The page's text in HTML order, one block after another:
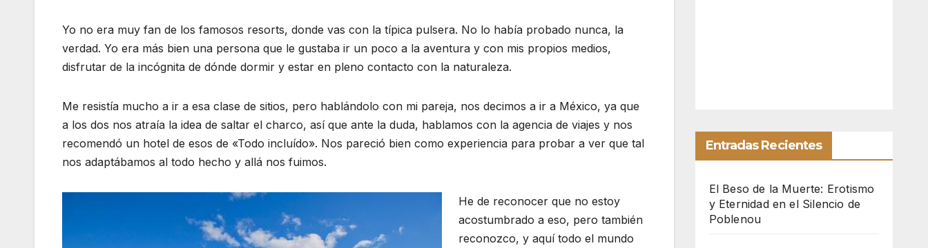
Yo no era muy fan de los famosos resorts, donde vas con la típica pulsera. No lo había probado nunca, la
verdad. Yo era más bien una persona que le gustaba ir un poco a la aventura y con mis propios medios,
disfrutar de la incógnita de dónde dormir y estar en pleno contacto con la naturaleza.
Me resistía mucho a ir a esa clase de sitios, pero hablándolo con mi pareja, nos decimos a ir a México, ya que
a los dos nos atraía la idea de saltar el charco, así que ante la duda, hablamos con la agencia de viajes y nos
recomendó un hotel de esos de «Todo incluído». Nos pareció bien como experiencia para probar a ver que tal
nos adaptábamos al todo hecho y allá nos fuimos.
He de reconocer que no estoy
acostumbrado a eso, pero también
reconozco, y aquí todo el mundo
Entradas Recientes
El Beso de la Muerte: Erotismo
y Eternidad en el Silencio de
Poblenou